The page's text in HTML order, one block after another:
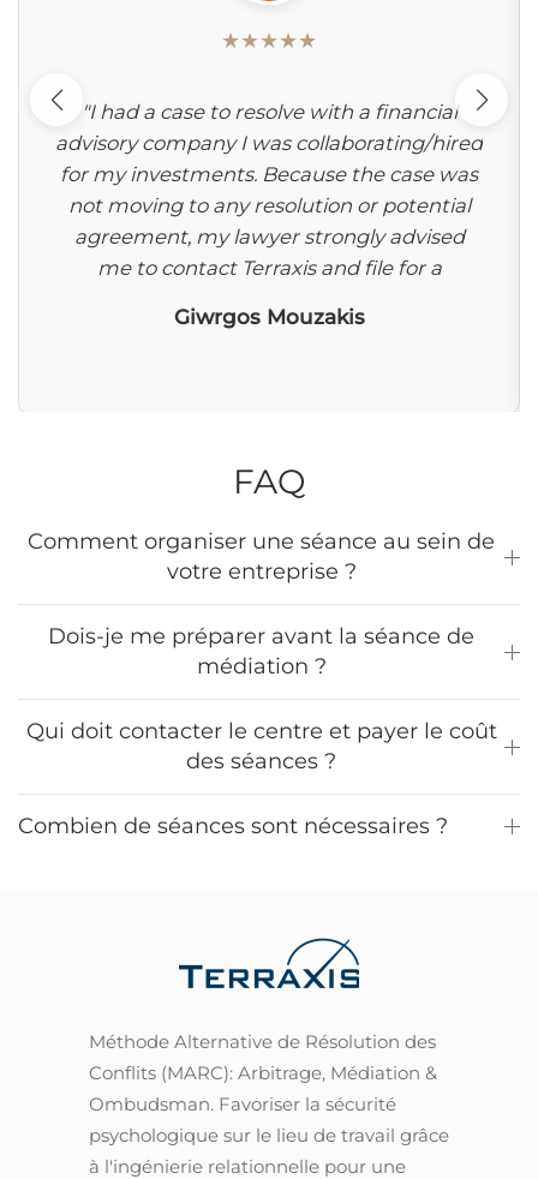
★★★★★
"I had a case to resolve with a financial
advisory company I was collaborating/hired
for my investments. Because the case was
not moving to any resolution or potential
agreement, my lawyer strongly advised
me to contact Terraxis and file for a
move I could have thought of because
discussion channel and push the other
without even having to go through the
mediation process. I strongly recommend
Terraxis and I am thankful for their support
and engagement!"
Giwrgos Mouzakis
FAQ
Comment organiser une séance au sein de
votre entreprise ?
Dois-je me préparer avant la séance de
médiation ?
Qui doit contacter le centre et payer le coût
des séances ?
Combien de séances sont nécessaires ?
Méthode Alternative de Résolution des
Conflits (MARC): Arbitrage, Médiation &
Ombudsman. Favoriser la sécurité
psychologique sur le lieu de travail grâce
à l'ingénierie relationnelle pour une